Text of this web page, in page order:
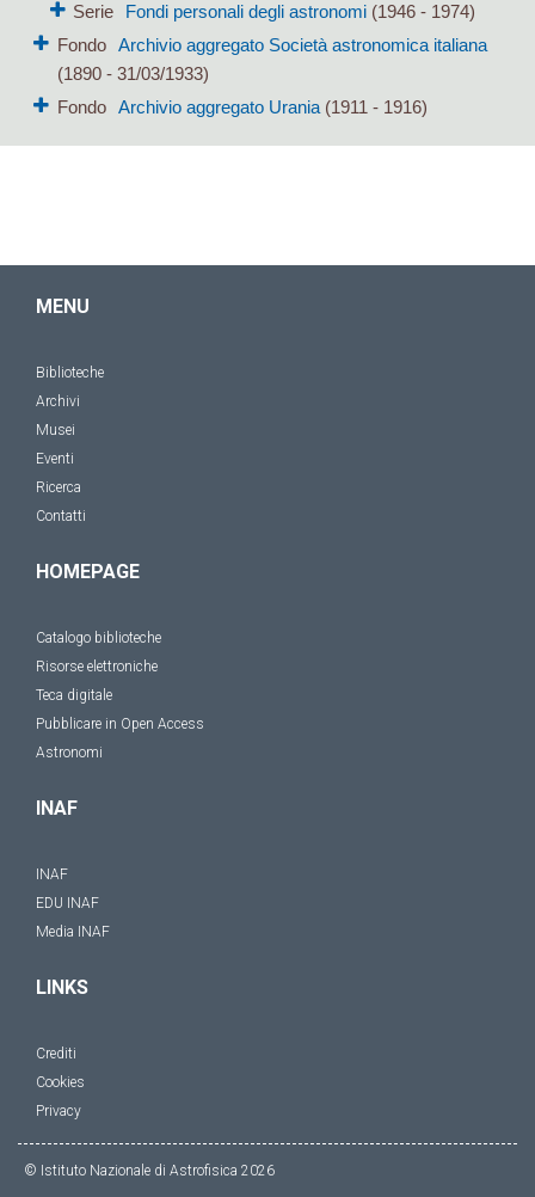
Serie
Fondi personali degli astronomi(1946 - 1974)
Fondo
Archivio aggregato Società astronomica italiana
(1890 - 31/03/1933)
Fondo
Archivio aggregato Urania(1911 - 1916)
MENU
Biblioteche
Archivi
Musei
Eventi
Ricerca
Contatti
HOMEPAGE
Catalogo biblioteche
Risorse elettroniche
Teca digitale
Pubblicare in Open Access
Astronomi
INAF
INAF
EDU INAF
Media INAF
LINKS
Crediti
Cookies
Privacy
© Istituto Nazionale di Astrofisica 2026